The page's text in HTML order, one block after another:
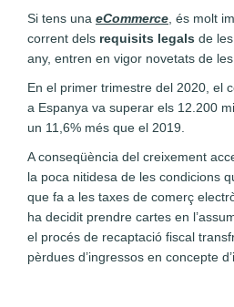
Si tens una eCommerce , és molt
corrent dels requisits legals de
any, entren en vigor novetats de
En el primer trimestre del 2020, el
a Espanya va superar els 12.200
un 11,6% més que el 2019.
A conseqüència del creixement
la poca nitidesa de les condicions
que fa a les taxes de comerç
ha decidit prendre cartes en
el procés de recaptació fiscal
pèrdues d’ingressos en concepte